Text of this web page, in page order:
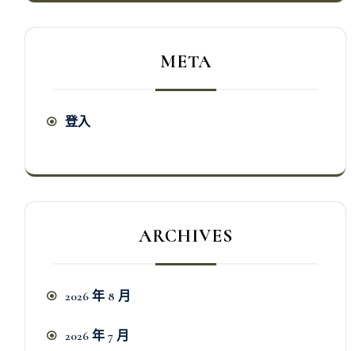
META
登入
ARCHIVES
2026 年 8 月
2026 年 7 月